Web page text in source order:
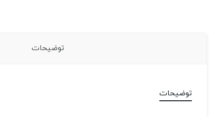
توضیحات
توضیحات